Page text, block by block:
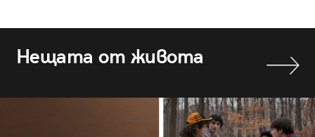
Нещата от живота